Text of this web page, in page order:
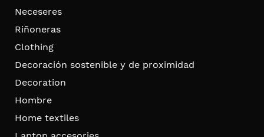
Neceseres
Riñoneras
Clothing
Decoración sostenible y de proximidad
Decoration
Hombre
Home textiles